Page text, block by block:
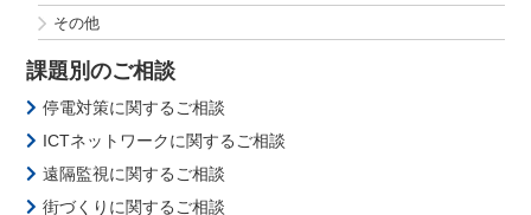
その他
課題別のご相談
停電対策に関するご相談
ICTネットワークに関するご相談
遠隔監視に関するご相談
街づくりに関するご相談